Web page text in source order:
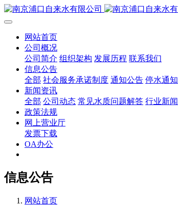
网站首页
公司概况
公司简介 组织架构 发展历程 联系我们
信息公告
全部 社会服务承诺制度 通知公告 停水通知
新闻资讯
全部 公司动态 常见水质问题解答 行业新闻
政策法规
网上营业厅
发票下载
OA办公
信息公告
网站首页